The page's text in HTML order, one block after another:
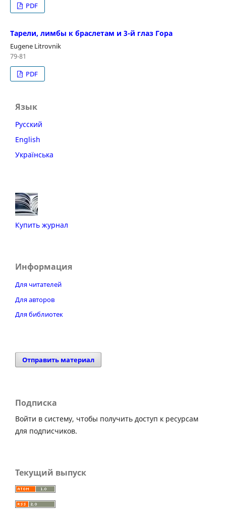
PDF
Тарели, лимбы к браслетам и 3-й глаз Гора
Eugene Litrovnik
79-81
PDF
Язык
Русский
English
Українська
Купить журнал
Информация
Для читателей
Для авторов
Для библиотек
Отправить материал
Подписка
Войти в систему, чтобы получить доступ к ресурсам
для подписчиков.
Текущий выпуск